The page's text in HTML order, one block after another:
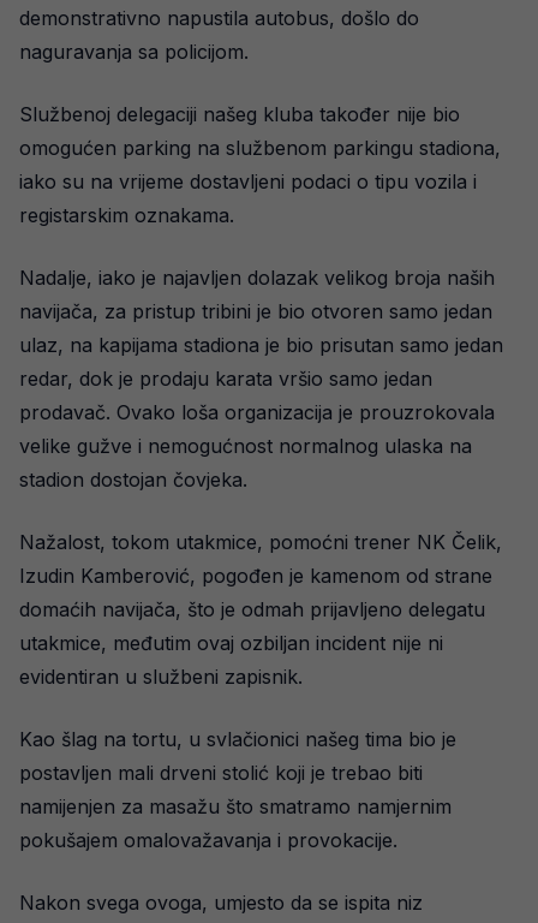
demonstrativno napustila autobus, došlo do
naguravanja sa policijom.
Službenoj delegaciji našeg kluba također nije bio
omogućen parking na službenom parkingu stadiona,
iako su na vrijeme dostavljeni podaci o tipu vozila i
registarskim oznakama.
Nadalje, iako je najavljen dolazak velikog broja naših
navijača, za pristup tribini je bio otvoren samo jedan
ulaz, na kapijama stadiona je bio prisutan samo jedan
redar, dok je prodaju karata vršio samo jedan
prodavač. Ovako loša organizacija je prouzrokovala
velike gužve i nemogućnost normalnog ulaska na
stadion dostojan čovjeka.
Nažalost, tokom utakmice, pomoćni trener NK Čelik,
Izudin Kamberović, pogođen je kamenom od strane
domaćih navijača, što je odmah prijavljeno delegatu
utakmice, međutim ovaj ozbiljan incident nije ni
evidentiran u službeni zapisnik.
Kao šlag na tortu, u svlačionici našeg tima bio je
postavljen mali drveni stolić koji je trebao biti
namijenjen za masažu što smatramo namjernim
pokušajem omalovažavanja i provokacije.
Nakon svega ovoga, umjesto da se ispita niz